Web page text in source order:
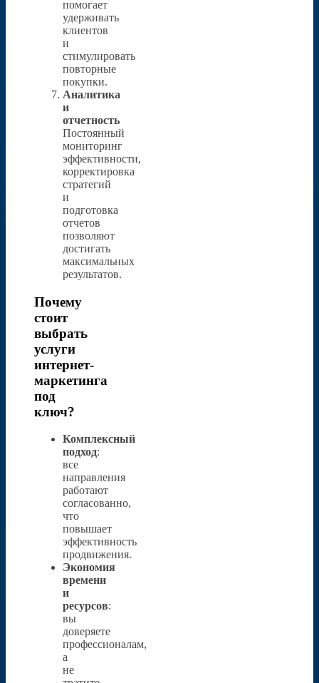
помогает
удерживать
клиентов
и
стимулировать
повторные
покупки.
Аналитика
и
отчетность
Постоянный
мониторинг
эффективности,
корректировка
стратегий
и
подготовка
отчетов
позволяют
достигать
максимальных
результатов.
Почему
стоит
выбрать
услуги
интернет-
маркетинга
под
ключ?
Комплексный
подход:
все
направления
работают
согласованно,
что
повышает
эффективность
продвижения.
Экономия
времени
и
ресурсов:
вы
доверяете
профессионалам,
а
не